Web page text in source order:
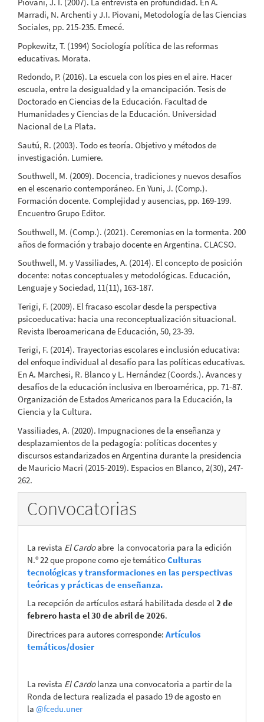
Piovani, J. I. (2007). La entrevista en profundidad. En A.
Marradi, N. Archenti y J.I. Piovani, Metodología de las Ciencias
Sociales, pp. 215-235. Emecé.
Popkewitz, T. (1994) Sociología política de las reformas
educativas. Morata.
Redondo, P. (2016). La escuela con los pies en el aire. Hacer
escuela, entre la desigualdad y la emancipación. Tesis de
Doctorado en Ciencias de la Educación. Facultad de
Humanidades y Ciencias de la Educación. Universidad
Nacional de La Plata.
Sautú, R. (2003). Todo es teoría. Objetivo y métodos de
investigación. Lumiere.
Southwell, M. (2009). Docencia, tradiciones y nuevos desafíos
en el escenario contemporáneo. En Yuni, J. (Comp.).
Formación docente. Complejidad y ausencias, pp. 169-199.
Encuentro Grupo Editor.
Southwell, M. (Comp.). (2021). Ceremonias en la tormenta. 200
años de formación y trabajo docente en Argentina. CLACSO.
Southwell, M. y Vassiliades, A. (2014). El concepto de posición
docente: notas conceptuales y metodológicas. Educación,
Lenguaje y Sociedad, 11(11), 163-187.
Terigi, F. (2009). El fracaso escolar desde la perspectiva
psicoeducativa: hacia una reconceptualización situacional.
Revista Iberoamericana de Educación, 50, 23-39.
Terigi, F. (2014). Trayectorias escolares e inclusión educativa:
del enfoque individual al desafío para las políticas educativas.
En A. Marchesi, R. Blanco y L. Hernández (Coords.). Avances y
desafíos de la educación inclusiva en Iberoamérica, pp. 71-87.
Organización de Estados Americanos para la Educación, la
Ciencia y la Cultura.
Vassiliades, A. (2020). Impugnaciones de la enseñanza y
desplazamientos de la pedagogía: políticas docentes y
discursos estandarizados en Argentina durante la presidencia
de Mauricio Macri (2015-2019). Espacios en Blanco, 2(30), 247-
262.
Convocatorias
La revista El Cardoabre la convocatoria para la edición
N.º 22 que propone como eje temáticoCulturas
tecnológicas y transformaciones en las perspectivas
teóricas y prácticas de enseñanza.
La recepción de artículos estará habilitada desde el2 de
febrero hasta el 30 de abril de 2026.
Directrices para autores corresponde: Artículos
temáticos/dosier
La revista El Cardolanza una convocatoria a partir de la
Ronda de lectura realizada el pasado 19 de agosto en
la @fcedu.uner